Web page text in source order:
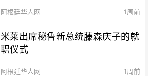
阿根廷华人网 1周前
米莱出席秘鲁新总统藤森庆子的就
职仪式
阿根廷华人网 1周前